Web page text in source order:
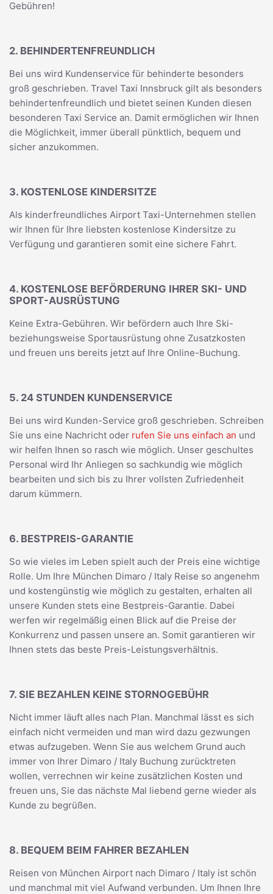
Gebühren!
2. BEHINDERTENFREUNDLICH
Bei uns wird Kundenservice für behinderte besonders
groß geschrieben. Travel Taxi Innsbruck gilt als besonders
behindertenfreundlich und bietet seinen Kunden diesen
besonderen Taxi Service an. Damit ermöglichen wir Ihnen
die Möglichkeit, immer überall pünktlich, bequem und
sicher anzukommen.
3. KOSTENLOSE KINDERSITZE
Als kinderfreundliches Airport Taxi-Unternehmen stellen
wir Ihnen für Ihre liebsten kostenlose Kindersitze zu
Verfügung und garantieren somit eine sichere Fahrt.
4. KOSTENLOSE BEFÖRDERUNG IHRER SKI- UND
SPORT-AUSRÜSTUNG
Keine Extra-Gebühren. Wir befördern auch Ihre Ski-
beziehungsweise Sportausrüstung ohne Zusatzkosten
und freuen uns bereits jetzt auf Ihre Online-Buchung.
5. 24 STUNDEN KUNDENSERVICE
Bei uns wird Kunden-Service groß geschrieben. Schreiben
Sie uns eine Nachricht oder rufen Sie uns einfach an und
wir helfen Ihnen so rasch wie möglich. Unser geschultes
Personal wird Ihr Anliegen so sachkundig wie möglich
bearbeiten und sich bis zu Ihrer vollsten Zufriedenheit
darum kümmern.
6. BESTPREIS-GARANTIE
So wie vieles im Leben spielt auch der Preis eine wichtige
Rolle. Um Ihre München Dimaro / Italy Reise so angenehm
und kostengünstig wie möglich zu gestalten, erhalten all
unsere Kunden stets eine Bestpreis-Garantie. Dabei
werfen wir regelmäßig einen Blick auf die Preise der
Konkurrenz und passen unsere an. Somit garantieren wir
Ihnen stets das beste Preis-Leistungsverhältnis.
7. SIE BEZAHLEN KEINE STORNOGEBÜHR
Nicht immer läuft alles nach Plan. Manchmal lässt es sich
einfach nicht vermeiden und man wird dazu gezwungen
etwas aufzugeben. Wenn Sie aus welchem Grund auch
immer von Ihrer Dimaro / Italy Buchung zurücktreten
wollen, verrechnen wir keine zusätzlichen Kosten und
freuen uns, Sie das nächste Mal liebend gerne wieder als
Kunde zu begrüßen.
8. BEQUEM BEIM FAHRER BEZAHLEN
Reisen von München Airport nach Dimaro / Italy ist schön
und manchmal mit viel Aufwand verbunden. Um Ihnen Ihre